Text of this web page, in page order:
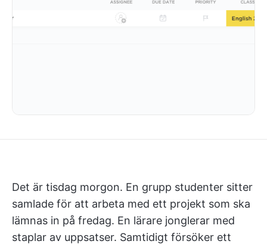
Det är tisdag morgon. En grupp studenter sitter
samlade för att arbeta med ett projekt som ska
lämnas in på fredag. En lärare jonglerar med
staplar av uppsatser. Samtidigt försöker ett